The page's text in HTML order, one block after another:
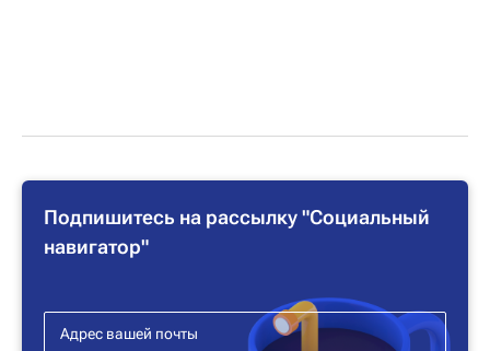
Подпишитесь на рассылку "Социальный
навигатор"